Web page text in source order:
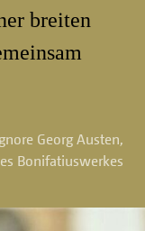
breiten
Georg Austen,
Bonifatiuswerkes